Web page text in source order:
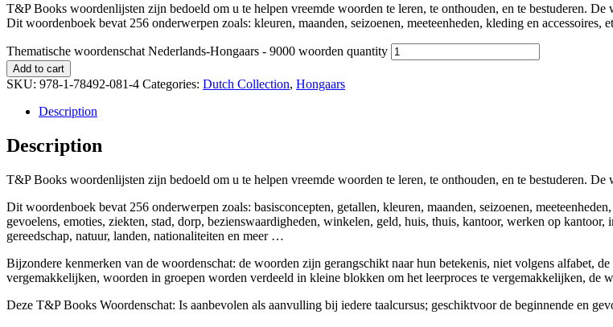
T&P Books woordenlijsten zijn bedoeld om u te helpen vreemde woorden te leren, te onthouden, en te bestuderen.
Dit woordenboek bevat 256 onderwerpen zoals: kleuren, maanden, seizoenen, meeteenheden, kleding en
Thematische woordenschat Nederlands-Hongaars - 9000 woorden quantity
Add to cart
SKU: 978-1-78492-081-4 Categories: Dutch Collection, Hongaars
Description
Description
T&P Books woordenlijsten zijn bedoeld om u te helpen vreemde woorden te leren, te onthouden, en te bestuderen.
Dit woordenboek bevat 256 onderwerpen zoals: basisconcepten, getallen, kleuren, maanden, seizoenen,
gevoelens, emoties, ziekten, stad, dorp, bezienswaardigheden, winkelen, geld, huis, thuis, kantoor, werken op
gereedschap, natuur, landen, nationaliteiten en meer …
Bijzondere kenmerken van de woordenschat: de woorden zijn gerangschikt naar hun betekenis, niet volgens alfabet,
vergemakkelijken, woorden in groepen worden verdeeld in kleine blokken om het leerproces te vergemakkelijken, de
Deze T&P Books Woordenschat: Is aanbevolen als aanvulling bij iedere taalcursus; geschiktvoor de beginnende en